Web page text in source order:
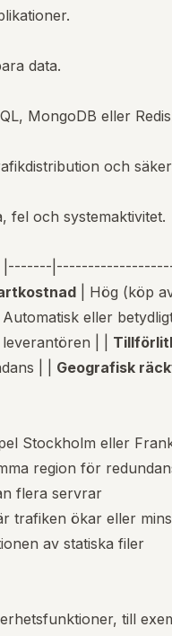
data.
MongoDB eller
och
fel och systemaktivitet.
| |-------
| Hög (köp
eller
| |
| | Geografisk
Stockholm eller
region för
flera servrar
trafiken ökar eller
av statiska filer
till